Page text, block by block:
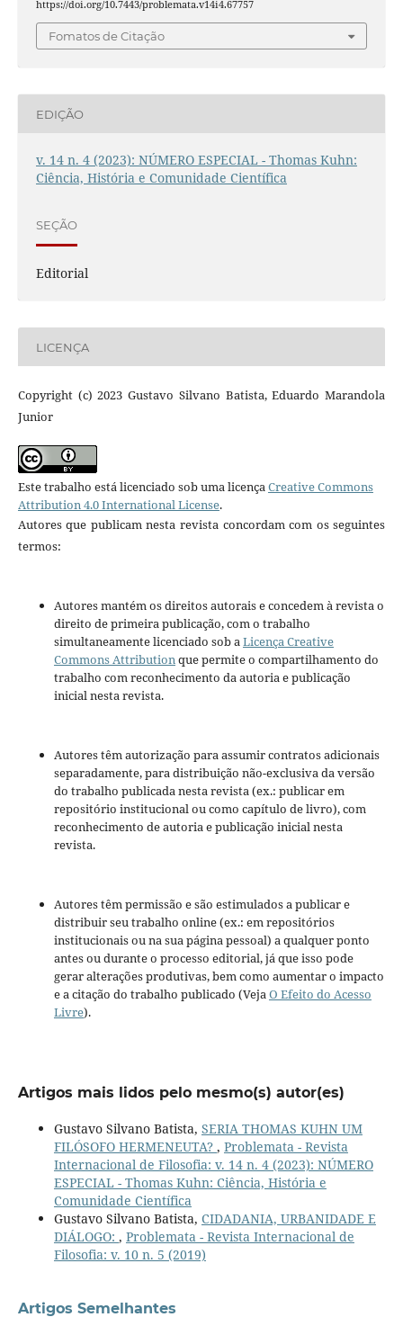
https://doi.org/10.7443/problemata.v14i4.67757
Fomatos de Citação
EDIÇÃO
v. 14 n. 4 (2023): NÚMERO ESPECIAL - Thomas Kuhn:
Ciência, História e Comunidade Científica
SEÇÃO
Editorial
LICENÇA
Copyright (c) 2023 Gustavo Silvano Batista, Eduardo Marandola
Junior
Este trabalho está licenciado sob uma licençaCreative Commons
Attribution 4.0 International License.
Autores que publicam nesta revista concordam com os seguintes
termos:
Autores mantém os direitos autorais e concedem à revista o
direito de primeira publicação, com o trabalho
simultaneamente licenciado sob aLicença Creative
Commons Attributionque permite o compartilhamento do
trabalho com reconhecimento da autoria e publicação
inicial nesta revista.
Autores têm autorização para assumir contratos adicionais
separadamente, para distribuição não-exclusiva da versão
do trabalho publicada nesta revista (ex.: publicar em
repositório institucional ou como capítulo de livro), com
reconhecimento de autoria e publicação inicial nesta
revista.
Autores têm permissão e são estimulados a publicar e
distribuir seu trabalho online (ex.: em repositórios
institucionais ou na sua página pessoal) a qualquer ponto
antes ou durante o processo editorial, já que isso pode
gerar alterações produtivas, bem como aumentar o impacto
e a citação do trabalho publicado (VejaO Efeito do Acesso
Livre).
Artigos mais lidos pelo mesmo(s) autor(es)
Gustavo Silvano Batista, SERIA THOMAS KUHN UM
FILÓSOFO HERMENEUTA? , Problemata - Revista
Internacional de Filosofia: v. 14 n. 4 (2023): NÚMERO
ESPECIAL - Thomas Kuhn: Ciência, História e
Comunidade Científica
Gustavo Silvano Batista, CIDADANIA, URBANIDADE E
DIÁLOGO: , Problemata - Revista Internacional de
Filosofia: v. 10 n. 5 (2019)
Artigos Semelhantes